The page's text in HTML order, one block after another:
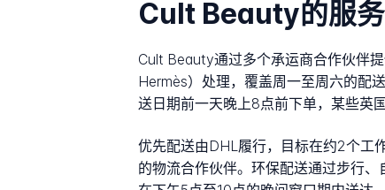
Cult Beauty的服务
Cult Beauty通过多个承运商合作伙伴
Hermès）处理，覆盖周一至周六的配
送日期前一天晚上8点前下单，某些英
优先配送由DHL履行，目标在约2个工
的物流合作伙伴。环保配送通过步行